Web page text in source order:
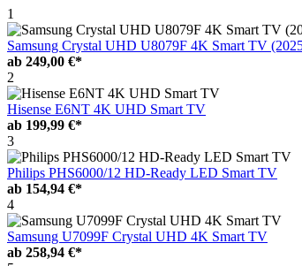
1
Samsung Crystal UHD U8079F 4K Smart TV
ab 249,00 €*
2
Hisense E6NT 4K UHD Smart TV
ab 199,99 €*
3
Philips PHS6000/12 HD-Ready LED Smart TV
ab 154,94 €*
4
Samsung U7099F Crystal UHD 4K Smart TV
ab 258,94 €*